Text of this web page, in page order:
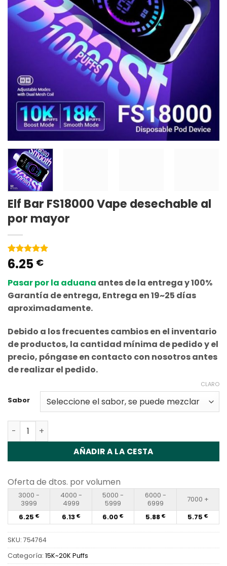
Elf Bar FS18000 Vape desechable al
por mayor
Valorado5
de 5
la
valoración
de
1
clientes
6.25 €
Pasar por la aduana antes de la entrega y 100%
Garantía de entrega, Entrega en 19~25 días
aproximadamente.
Debido a los frecuentes cambios en el inventario
de productos, la cantidad mínima de pedido y el
precio, póngase en contacto con nosotros antes
de realizar el pedido.
Sabor
CLARO
Cantidad Elf Bar FS18000 Disposable Vape Wholesale
AÑADIR A LA CESTA
Oferta de dtos. por volumen
3000 -
3999
4000 -
4999
5000 -
5999
6000 -
6999
7000 +
6.25 € 6.13 € 6.00 € 5.88 € 5.75 €
SKU: 754764
Categoría: 15K~20K Puffs